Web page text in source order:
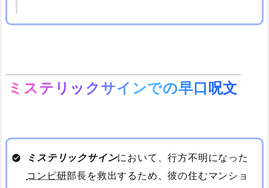
ミステリックサインでの早口呪文
ミステリックサインにおいて、行方不明になった
コンピ研部長を救出するため、彼の住むマンショ